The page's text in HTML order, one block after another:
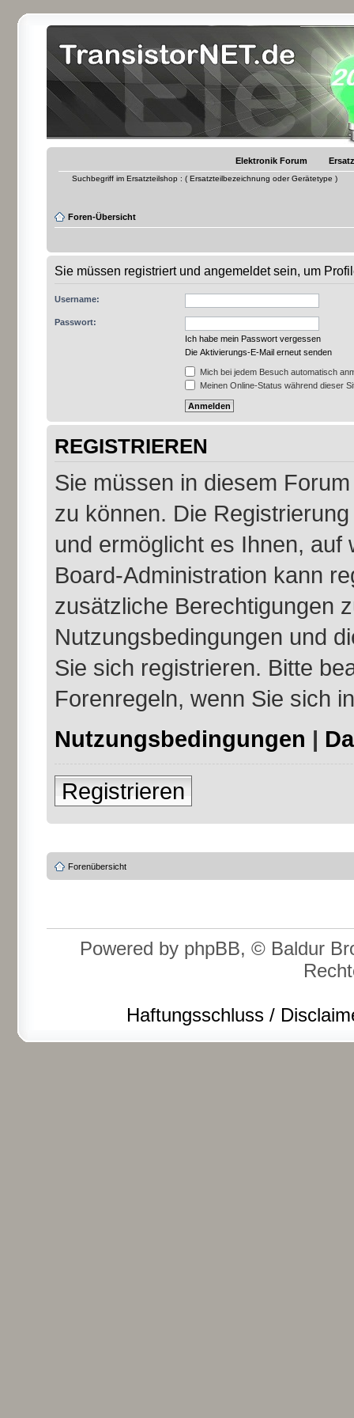
Elektronik Forum
Suchbegriff im Ersatzteilshop : ( Ersatzteilbezeichnung oder Gerätetype )
Foren-Übersicht
Sie müssen registriert und angemeldet sein, um
Username:
Passwort:
Ich habe mein Passwort vergessen
Die Aktivierungs-E-Mail erneut senden
Mich bei jedem Besuch automatisch
Meinen Online-Status während dieser
REGISTRIEREN
Sie müssen in diesem
zu können. Die
und ermöglicht es Ihnen,
Board-Administration kann
zusätzliche Berechtigungen
Nutzungsbedingungen und
Sie sich registrieren. Bitte
Forenregeln, wenn Sie sich
Nutzungsbedingungen |
Registrieren
Forenübersicht
Powered by phpBB, © Baldur
Haftungsschluss /